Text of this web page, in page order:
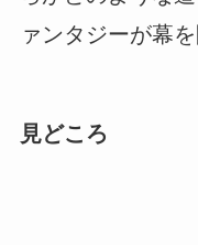
ァンタジーが幕を
見どころ